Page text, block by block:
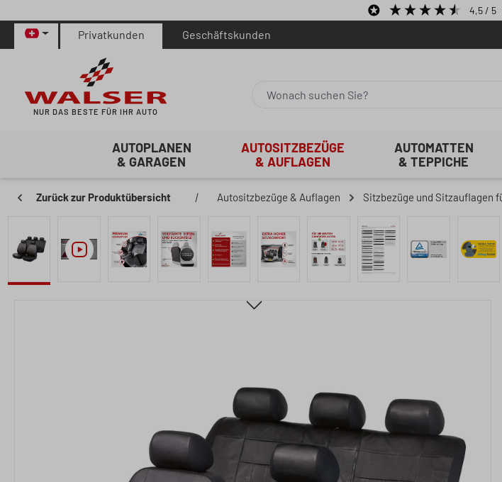
4,5 / 5
Privatkunden Geschäftskunden
NUR DAS BESTE FÜR IHR AUTO
AUTOPLANEN
& GARAGEN
AUTOSITZBEZÜGE
& AUFLAGEN
AUTOMATTEN
& TEPPICHE
Zurück zur Produktübersicht | Autositzbezüge & Auflagen Sitzbezüge und Sitzauflagen